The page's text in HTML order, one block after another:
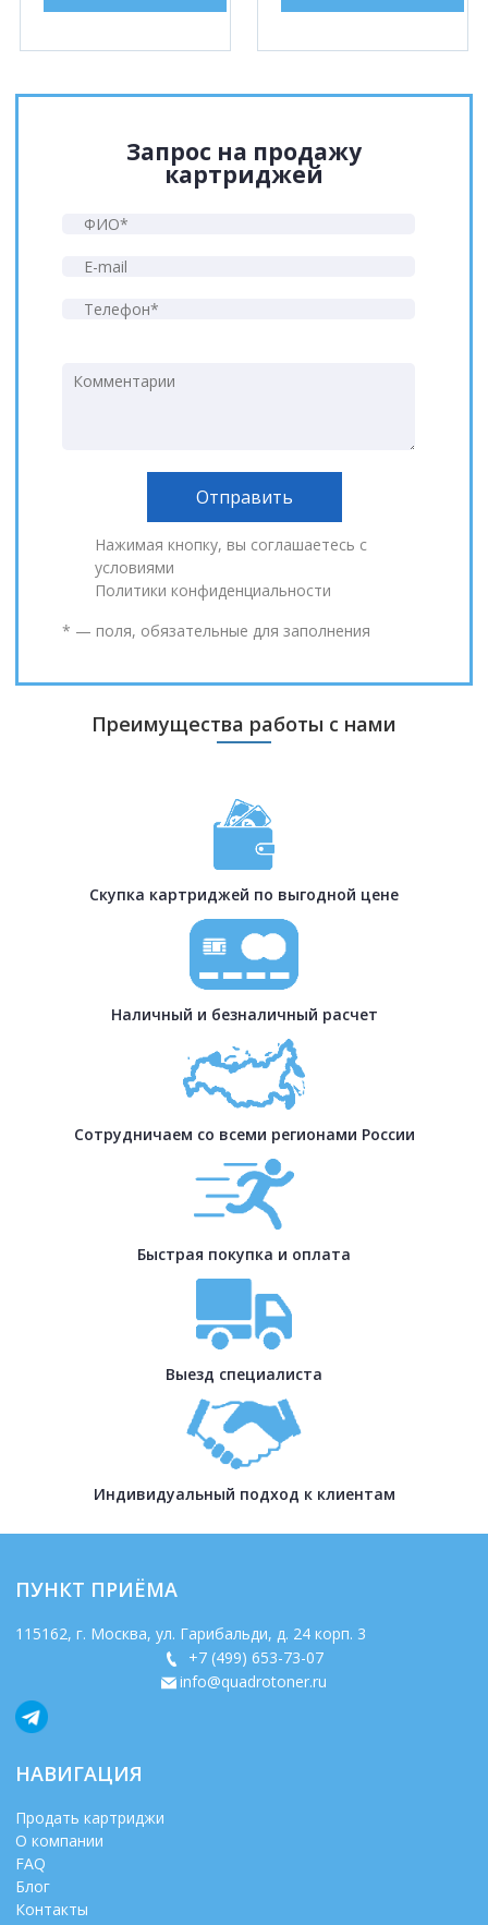
Запрос на продажу
картриджей
Нажимая кнопку, вы соглашаетесь с
условиями
Политики конфиденциальности
* — поля, обязательные для заполнения
Преимущества работы с нами
Скупка картриджей по выгодной цене
Наличный и безналичный расчет
Сотрудничаем со всеми регионами России
Быстрая покупка и оплата
Выезд специалиста
Индивидуальный подход к клиентам
ПУНКТ ПРИЁМА
115162, г. Москва, ул. Гарибальди, д. 24 корп. 3
+7 (499) 653-73-07
info@quadrotoner.ru
НАВИГАЦИЯ
Продать картриджи
О компании
FAQ
Блог
Контакты